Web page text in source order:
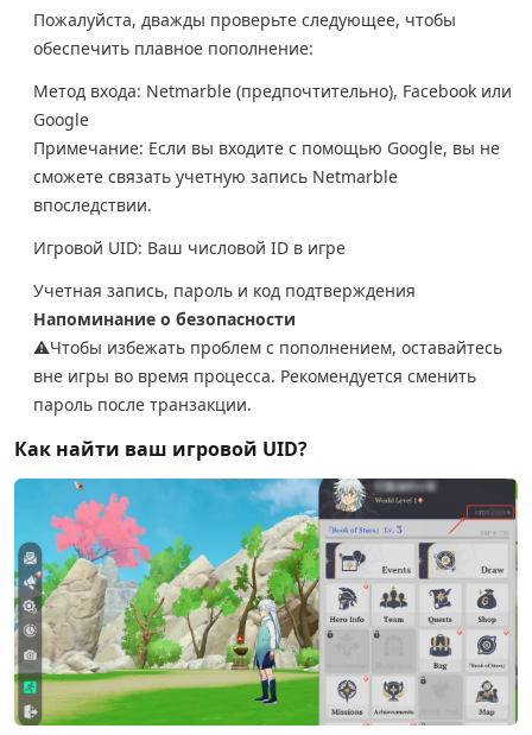
Пожалуйста, дважды проверьте следующее, чтобы
обеспечить плавное пополнение:
Метод входа: Netmarble (предпочтительно), Facebook или
Google
Примечание: Если вы входите с помощью Google, вы не
сможете связать учетную запись Netmarble
впоследствии.
Игровой UID: Ваш числовой ID в игре
Учетная запись, пароль и код подтверждения
Напоминание о безопасности
⚠️Чтобы избежать проблем с пополнением, оставайтесь
вне игры во время процесса. Рекомендуется сменить
пароль после транзакции.
Как найти ваш игровой UID?